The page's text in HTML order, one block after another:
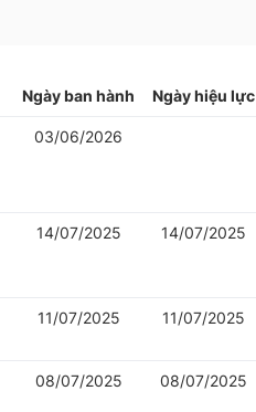
Ngày ban hành Ngày hiệu lực
03/06/2026
14/07/2025 14/07/2025
11/07/2025 11/07/2025
08/07/2025 08/07/2025